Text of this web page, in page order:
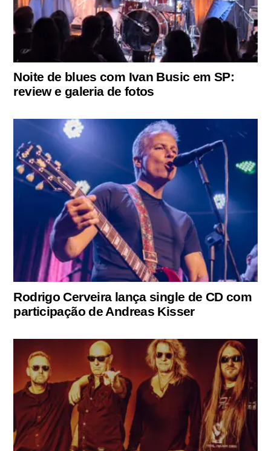
Noite de blues com Ivan Busic em SP:
review e galeria de fotos
Rodrigo Cerveira lança single de CD com
participação de Andreas Kisser